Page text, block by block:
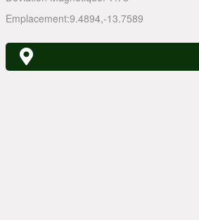
Emplacement:9.4894,-13.7589